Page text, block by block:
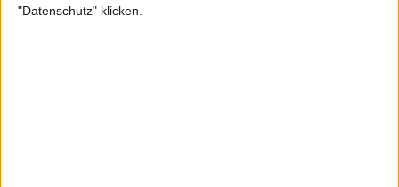
"Datenschutz" klicken.